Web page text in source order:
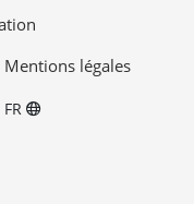
Mentions légales
FR